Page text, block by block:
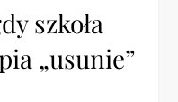
szkoła
„usunie”